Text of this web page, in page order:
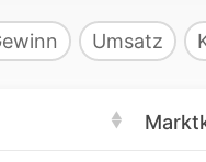
Umsatz